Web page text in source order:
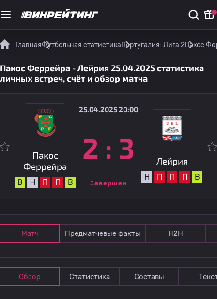
ГлавнаяФутбольная статистикаПортугалия: Лига 2Пакос
Пакос Феррейра - Лейрия 25.04.2025 статистика
личных встреч, счёт и обзор матча
Пакос
Феррейра
В Н П П В
25.04.2025 20:00
2 : 3
Завершен
Лейрия
Н П П П В
Матч Предматчевые факты Н2Н
Обзор Статистика Составы